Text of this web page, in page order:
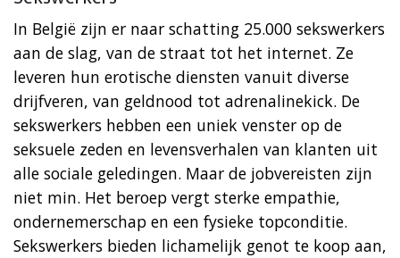
In België zijn er naar schatting 25.000 sekswerkers
aan de slag, van de straat tot het internet. Ze
leveren hun erotische diensten vanuit diverse
drijfveren, van geldnood tot adrenalinekick. De
sekswerkers hebben een uniek venster op de
seksuele zeden en levensverhalen van klanten uit
alle sociale geledingen. Maar de jobvereisten zijn
niet min. Het beroep vergt sterke empathie,
ondernemerschap en een fysieke topconditie.
Sekswerkers bieden lichamelijk genot te koop aan,